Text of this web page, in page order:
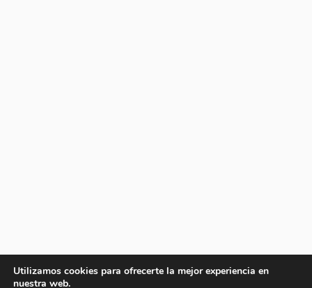
Utilizamos cookies para ofrecerte la mejor experiencia en
nuestra web.